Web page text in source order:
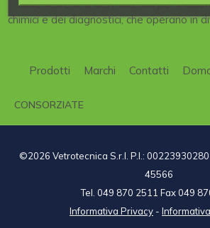
delle vetrerie e dei materiali per il
chimici e dei diagnostici, che operano in
Prodotti Marchi Contatti
CONSORZIATE
©2026 Vetrotecnica S.r.l. P.I.: 00223930280
45566
Tel. 049 870 2511 Fax 049
Informativa Privacy -